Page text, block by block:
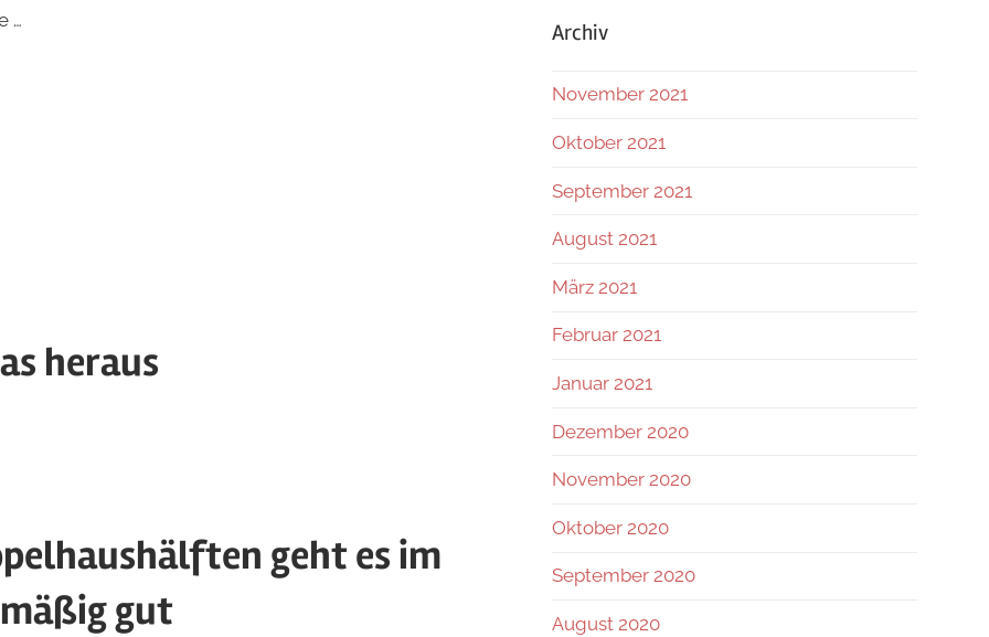
…
heraus
geht es im
gut
Archiv
November 2021
Oktober 2021
September 2021
August 2021
März 2021
Februar 2021
Januar 2021
Dezember 2020
November 2020
Oktober 2020
September 2020
August 2020